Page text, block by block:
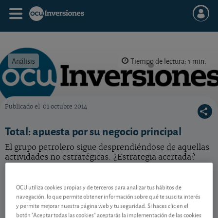
Análisis Tiempo de lectura: 1 min.
Publicado el 01 octubre 2014
Total: apuesta por su negocio principal
El grupo petrolero sigue desprendiéndose de aquellas
actividades no estratégicas. ¿Estrategia acertada?
FR0000120271
07/08/2026 París
-0,45 EUR (-0,60 %)
OCU utiliza cookies propias y de terceros para analizar tus hábitos de
navegación, lo que permite obtener información sobre qué te suscita interés
y permite mejorar nuestra página web y tu seguridad. Si haces clic en el
botón "Aceptar todas las cookies" aceptarás la implementación de las cookies